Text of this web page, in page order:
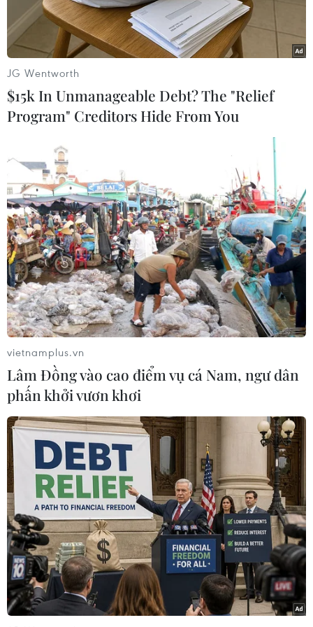
triển.
Ảnh minh họa. (Nguồn: Vietnam+)
Trong 5 tháng đầu năm 2025, thu ngân sách nhà
nước trên địa bàn Hà Nội đạt hơn 362.100 tỷ
đồng, bằng 71,6% dự toán pháp lệnh cả năm và
tăng tới 54,4% so với cùng kỳ năm 2024.
Kết quả ấn tượng này phản ánh hiệu quả tích
cực từ các hoạt động sản xuất, kinh doanh trên
địa bàn, đặc biệt trong các lĩnh vực công
nghiệp, nông nghiệp và thủy sản.
Theo Chi cục Thống kê thành phố Hà Nội, thu
nội địa chiếm tỷ trọng lớn nhất với 346.900 tỷ
đồng, đạt 73,2% dự toán năm và tăng 55,4%. Các
khoản thu trọng yếu như thu từ khu vực doanh
nghiệp ngoài nhà nước đạt 72.000 tỷ đồng (tăng
45,1%), thuế thu nhập cá nhân đạt 29.300 tỷ
đồng (tăng 25,5%), thu tiền sử dụng đất đạt
68.300 tỷ đồng (gấp 7,4 lần so với cùng kỳ).
Một số lĩnh vực thu chủ yếu trong thu nội địa 5
tháng qua là thu từ khu vực doanh nghiệp nhà
JG Wentworth
$15k In Unmanageable Debt? The "Relief
Program" Creditors Hide From You
vietnamplus.vn
Lâm Đồng vào cao điểm vụ cá Nam, ngư dân
phấn khởi vươn khơi